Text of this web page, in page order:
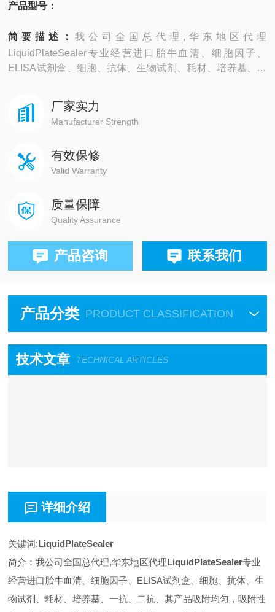
产品型号：
简要描述：我公司全国总代理,华东地区代理
LiquidPlateSealer专业经营进口胎牛血清、细胞因子、
ELISA试剂盒、细胞、抗体、生物试剂、耗材、培养基、一
厂家实力
Manufacturer Strength
有效保修
Valid Warranty
质量保障
Quality Assurance
产品咨询 联系我们
产品分类 PRODUCT CLASSIFICATION
技术文章 TECHNICAL ARTICLES
详细介绍
关键词:LiquidPlateSealer
简介：我公司全国总代理,华东地区代理LiquidPlateSealer专业
经营进口胎牛血清、细胞因子、ELISA试剂盒、细胞、抗体、生
物试剂、耗材、培养基、一抗、二抗、其产品吸附均匀，吸附性